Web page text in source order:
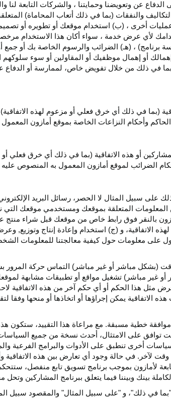
عن وتعويضنا وحمايتنا ، والشركات التابعة
والنفقات (بما في ذلك أتعاب المحاماة)
أخرى ، (ب) استخدام موقعك أو تطويره أو تصميمه
لأي عرض خدمة ، سواء أكان هذا الاستخدام مرخصا
برنامج) ، (هـ) الضرائب والرسوم الخاصة بك أو جمع
أو إهمال موظفيك أو المقاولين أو سوء سلوكهم
في ذلك من خلال تفويض خاص، لممارسة أو الدفاع
(بما في ذلك أي خرق فعلي أو مزعوم لهذه
الحاكم وأحكام النزاعات الخاصة بموقع أمازون
أو هذه الاتفاقية (بما في ذلك أي خرق فعلي
الضرائب لموقع أمازون المعمول به المنصوص
سبيل المثال لا الحصر، رسائل البريد
المتعلقة بموقعك ومستخدمي موقعك التي
بالنقر فوق رابط خاص من موقعك قبل شراء
الاتفاقية، و (ج) استخدام وإعادة إنتاج وتوزيع,
على معلومات حول كيفية معالجتنا للمعلومات
وقت (بشكل مباشر أو غير مباشر) التماس حركة
أو غير مباشر) تشغيل مواقع أو تطبيقات مشابهة
مثل هذا الحكم أو أي حكم آخر من هذه الاتفاقية
يمكن إجراؤها أو اتخاذها أو منحها وفقا
خطية مسبقة. مع مراعاة هذا التقييد، ستكون
توافق على الامتثال، أحدث نسخة من جميع
سياسات أخرى تنطبق على الأدوات والبرامج الفرعية
لآخر. في حالة وجود أي تعارض بين هذه
لأمازون بموجب برنامج تسويق تابع منفصل، ستتحكم
بينك وبيننا فيما يتعلق ببرنامج المشاركين
في ذلك"، و "على سبيل المثال" والمقصود سبيل